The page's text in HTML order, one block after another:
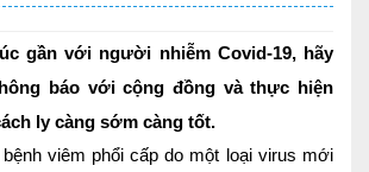
TIN TỨC
Thông tin y tế
Tin Ưu đãi
Tin sự kiện
gần với người nhiễm Covid-19, hãy
báo với cộng đồng và thực hiện
ly càng sớm càng tốt.
viêm phổi cấp do một loại virus mới